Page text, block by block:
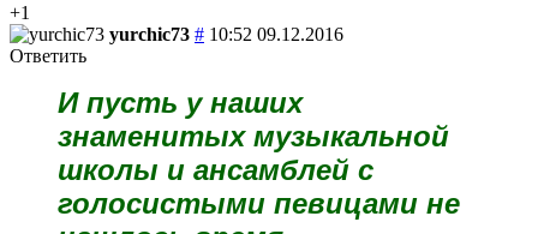
+1
yurchic73 # 10:52 09.12.2016
Ответить
И пусть у наших
знаменитых музыкальной
школы и ансамблей с
голосистыми певицами не